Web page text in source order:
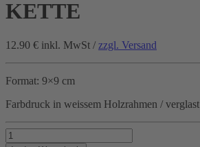
KETTE
12.90 € inkl. MwSt / zzgl. Versand
Format: 9×9 cm
Farbdruck in weissem Holzrahmen / verglast
KETTE